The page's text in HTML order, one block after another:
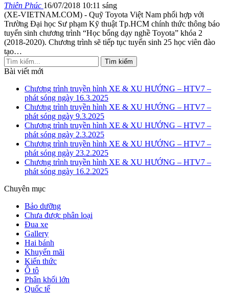
Thiên Phúc 16/07/2018 10:11 sáng
(XE-VIETNAM.COM) - Quỹ Toyota Việt Nam phối hợp với
Trường Đại học Sư phạm Kỹ thuật Tp.HCM chính thức thông báo
tuyển sinh chương trình “Học bổng dạy nghề Toyota” khóa 2
(2018-2020). Chương trình sẽ tiếp tục tuyển sinh 25 học viên đào
tạo…
Bài viết mới
Chương trình truyền hình XE & XU HƯỚNG – HTV7 –
phát sóng ngày 16.3.2025
Chương trình truyền hình XE & XU HƯỚNG – HTV7 –
phát sóng ngày 9.3.2025
Chương trình truyền hình XE & XU HƯỚNG – HTV7 –
phát sóng ngày 2.3.2025
Chương trình truyền hình XE & XU HƯỚNG – HTV7 –
phát sóng ngày 23.2.2025
Chương trình truyền hình XE & XU HƯỚNG – HTV7 –
phát sóng ngày 16.2.2025
Chuyên mục
Bảo dưỡng
Chưa được phân loại
Đua xe
Gallery
Hai bánh
Khuyến mãi
Kiến thức
Ô tô
Phân khối lớn
Quốc tế